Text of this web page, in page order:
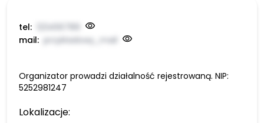
tel:
mail: przykładowy_mail
Organizator prowadzi działalność rejestrowaną. NIP:
5252981247
Lokalizacje: